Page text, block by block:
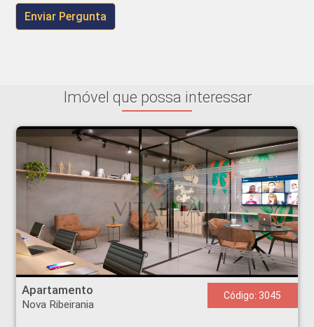
Imóvel que possa interessar
Apartamento - Nova Ribeirania - Ribeirão Preto
Apartamento
Nova Ribeirania
Código: 3045